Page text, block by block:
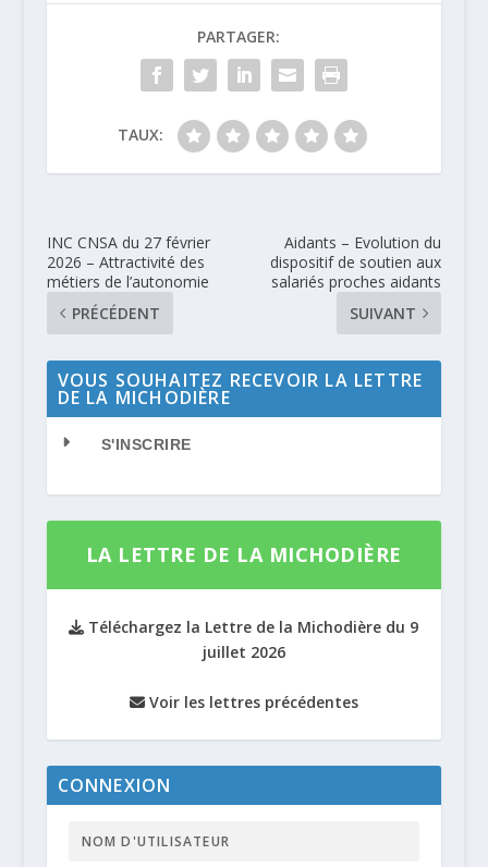
PARTAGER:
TAUX:
INC CNSA du 27 février
2026 – Attractivité des
métiers de l’autonomie
PRÉCÉDENT
Aidants – Evolution du
dispositif de soutien aux
salariés proches aidants
SUIVANT
VOUS SOUHAITEZ RECEVOIR LA LETTRE
DE LA MICHODIÈRE
S'INSCRIRE
LA LETTRE DE LA MICHODIÈRE
Téléchargez la Lettre de la Michodière du 9
juillet 2026
Voir les lettres précédentes
CONNEXION